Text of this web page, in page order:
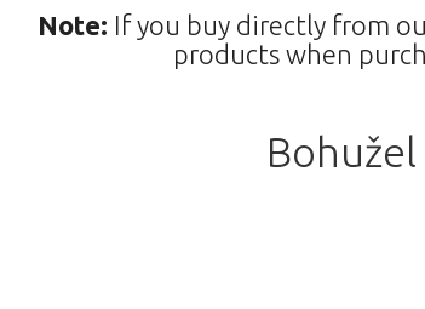
Note: If you buy directly from
products when